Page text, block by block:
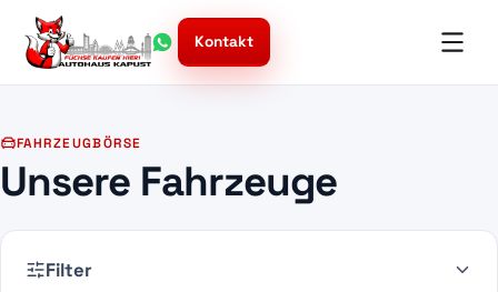
Kontakt
FAHRZEUGBÖRSE
Unsere Fahrzeuge
Filter